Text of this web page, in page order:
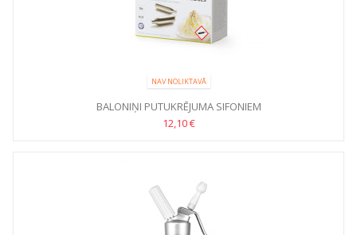
NAV NOLIKTAVĀ
BALONIŅI PUTUKRĒJUMA SIFONIEM
12,10 €